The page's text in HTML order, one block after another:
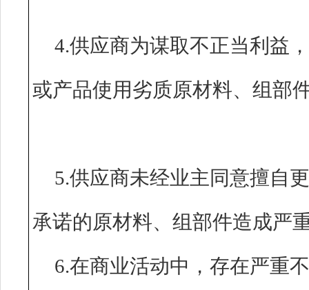
4.供应商为谋取不正当利益
或产品使用劣质原材料、组
5.供应商未经业主同意擅自
承诺的原材料、组部件造
6.在商业活动中，存在